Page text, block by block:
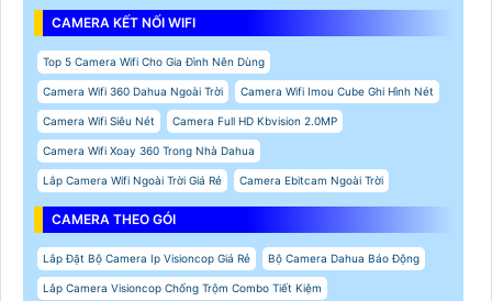
CAMERA KẾT NỐI WIFI
Top 5 Camera Wifi Cho Gia Đình Nên Dùng
Camera Wifi 360 Dahua Ngoài Trời Camera Wifi Imou Cube Ghi Hình Nét
Camera Wifi Siêu Nét Camera Full HD Kbvision 2.0MP
Camera Wifi Xoay 360 Trong Nhà Dahua
Lắp Camera Wifi Ngoài Trời Giá Rẻ Camera Ebitcam Ngoài Trời
CAMERA THEO GÓI
Lắp Đặt Bộ Camera Ip Visioncop Giá Rẻ Bộ Camera Dahua Báo Động
Lắp Camera Visioncop Chống Trộm Combo Tiết Kiệm